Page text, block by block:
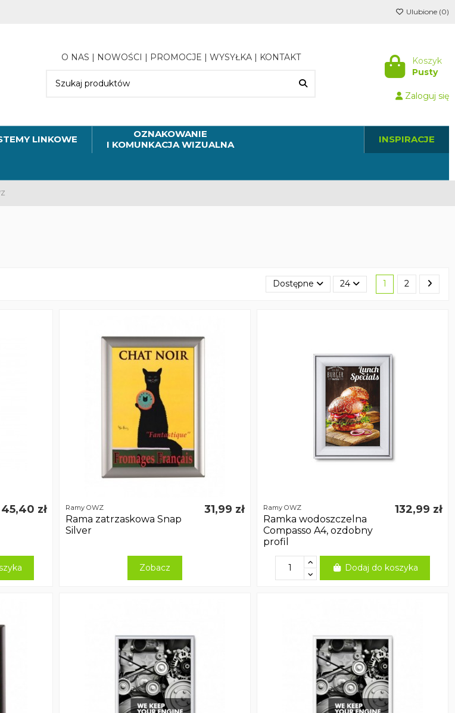
Ulubione (0)
O NAS | NOWOŚCI | PROMOCJE | WYSYŁKA| KONTAKT
Koszyk
Pusty
Zaloguj się
LINKOWE
OZNAKOWANIE
I KOMUNKACJA WIZUALNA
INSPIRACJE
Dostępne 24 1 2
45,40 zł Ramy OWZ
Rama zatrzaskowa Snap
Silver
31,99 zł
Zobacz
Ramy OWZ
Ramka wodoszczelna
Compasso A4, ozdobny
profil
132,99 zł
Dodaj do koszyka